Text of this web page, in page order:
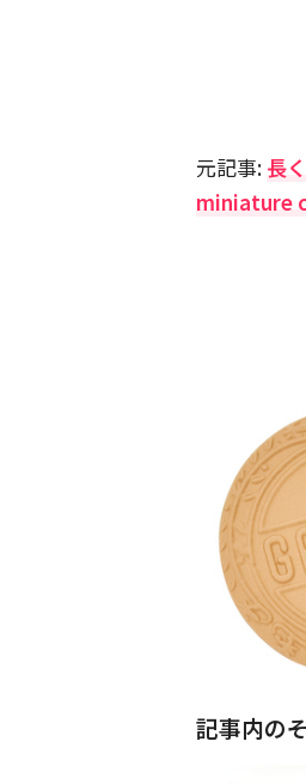
元記事: 長
miniature
記事内の